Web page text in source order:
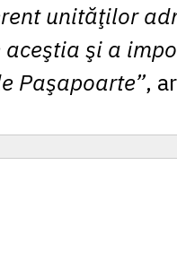
unităţilor
şi a
Paşapoarte”,